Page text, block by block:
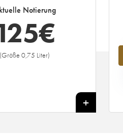
Notierung
€
(Größe 0,75 Liter)
+